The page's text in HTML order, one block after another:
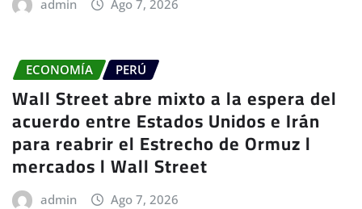
admin Ago 7, 2026
ECONOMÍA PERÚ
Wall Street abre mixto a la espera del
acuerdo entre Estados Unidos e Irán
para reabrir el Estrecho de Ormuz l
mercados l Wall Street
admin Ago 7, 2026